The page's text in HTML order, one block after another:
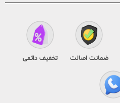
ضمانت اصالت تخفیف دائمی